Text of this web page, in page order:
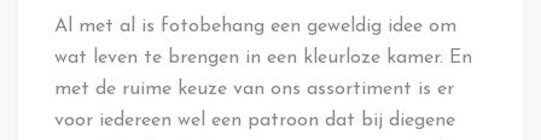
Al met al is fotobehang een geweldig idee om
wat leven te brengen in een kleurloze kamer. En
met de ruime keuze van ons assortiment is er
voor iedereen wel een patroon dat bij diegene